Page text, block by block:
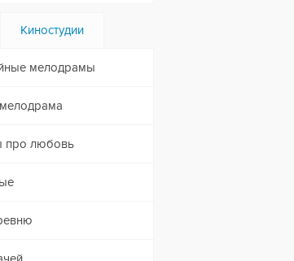
Киностудии
мелодрамы
про любовь